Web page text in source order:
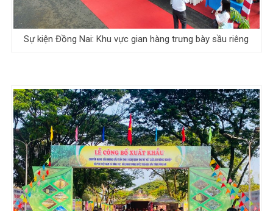
Sự kiện Đồng Nai: Khu vực gian hàng trưng bày sầu riêng